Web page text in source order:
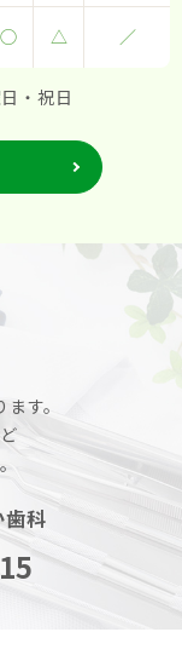
◯ △ ／
・祝日
す。
科